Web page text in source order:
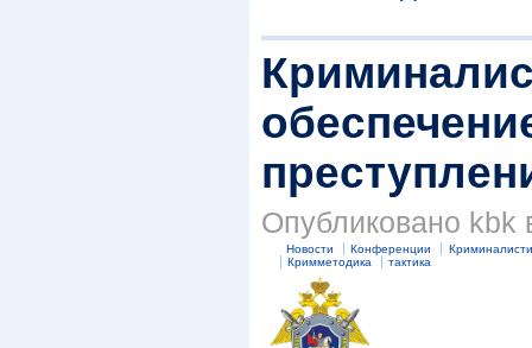
Опубликовано kbk
Новости Конференции
Кримметодика
тактика